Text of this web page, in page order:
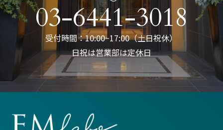
03-6441-3018
受付時間：10:00~17:00（土日祝休）
日祝は営業部は定休日